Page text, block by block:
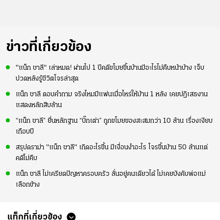
ข่าวที่เกี่ยวข้อง
"แน็ก ชาลี" เล่าหมด! ผ่านไป 1 ปีคดีขโมยขึ้นบ้านมีอะไรไม่คืบหน้าบ้าง เจ็บ
ปวดหลังรู้ชีวิตโจรล่าสุด
แน็ก ชาลี ตอบคำถาม จริงไหมมีแฟนเมื่อไหร่ให้บ้าน 1 หลัง เคยปฏิเสธงาน
แสดงหลักสิบล้าน
“แน็ก ชาลี” ยื่นหลักฐาน “บิ๊กเต่า” ถูกขโมยของสะสมกว่า 10 ล้าน เรื่องเงียบ
เกือบปี
สรุปดราม่า "แน็ก ชาลี" เกิดอะไรขึ้น มีเงื่อนงำอะไร โจรขึ้นบ้าน 50 ล้านแต่
คดีไม่คืบ
แน็ก ชาลี ไม่เครียดปัญหาครอบครัว ลั่นอยู่คนเดียวได้ ไม่เคยบังคับพ่อแม่
เลือกข้าง
แท็กที่เกี่ยวข้อง